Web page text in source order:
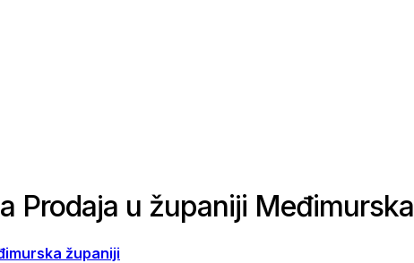
Prodaja u županiji Međimurska
županiji